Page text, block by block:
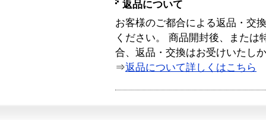
返品について
お客様のご都合による返品・交
ください。 商品開封後、または
合、返品・交換はお受けいたし
⇒返品について詳しくはこちら